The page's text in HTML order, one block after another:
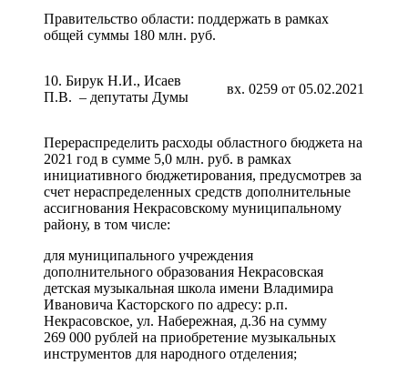
Правительство области: поддержать в рамках
общей суммы 180 млн. руб.
10. Бирук Н.И., Исаев
П.В. – депутаты Думы
вх. 0259 от 05.02.2021
Перераспределить расходы областного бюджета на
2021 год в сумме 5,0 млн. руб. в рамках
инициативного бюджетирования, предусмотрев за
счет нераспределенных средств дополнительные
ассигнования Некрасовскому муниципальному
району, в том числе:
для муниципального учреждения
дополнительного образования Некрасовская
детская музыкальная школа имени Владимира
Ивановича Касторского по адресу: р.п.
Некрасовское, ул. Набережная, д.36 на сумму
269 000 рублей на приобретение музыкальных
инструментов для народного отделения;